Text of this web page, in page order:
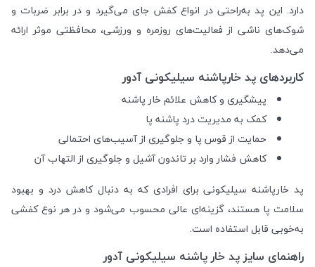
دارد. این پد به‌راحتی در انواع کفش جای می‌گیرد و در برابر ضربات و
شوک‌های ناشی از فعالیت‌های روزمره و ورزشی، محافظتی موثر ارائه
می‌دهد.
کاربردهای پد خارپاشنه سیلیکونی آدور
پیشگیری و کاهش علائم خار پاشنه
کمک به مدیریت درد پاشنه پا
حمایت از قوس پا و جلوگیری از آسیب‌های احتمالی
کاهش فشار وارد بر تاندون آشیل و جلوگیری از التهاب آن
پد خارپاشنه سیلیکونی برای افرادی که به دنبال کاهش درد و بهبود
سلامت پا هستند، گزینه‌ای عالی محسوب می‌شود و در هر نوع کفشی
به‌خوبی قابل استفاده است.
راهنمای سایز پد خار پاشنه سیلیکونی آدور